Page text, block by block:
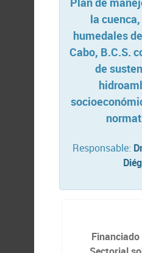
la
humedales
Cabo, B.C.S.
de
Responsable: